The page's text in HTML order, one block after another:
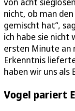
nicht, ob man
gemischt hat“,
ich habe sie nicht
ersten Minute an
Erkenntnis
haben wir uns als
Vogel pariert